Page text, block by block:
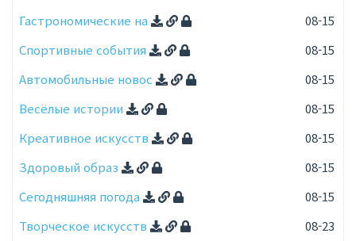
Гастрономические на
08-15
Спортивные события
08-15
Автомобильные новос
08-15
Весёлые истории
08-15
Креативное искусств
08-15
Здоровый образ
08-15
Сегодняшняя погода
08-15
Творческое искусств
08-23